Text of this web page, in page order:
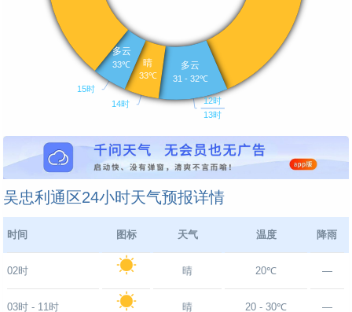
吴忠利通区24小时天气预报详情
时间 图标 天气 温度 降雨
02时 晴 20℃ —
03时 - 11时 晴 20 - 30℃ —